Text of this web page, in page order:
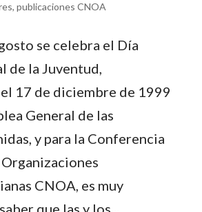
, publicaciones CNOA
se celebra el Día
de la Juventud,
17 de diciembre de 1999
General de las
y para la Conferencia
CNOA, es muy
que las y los...